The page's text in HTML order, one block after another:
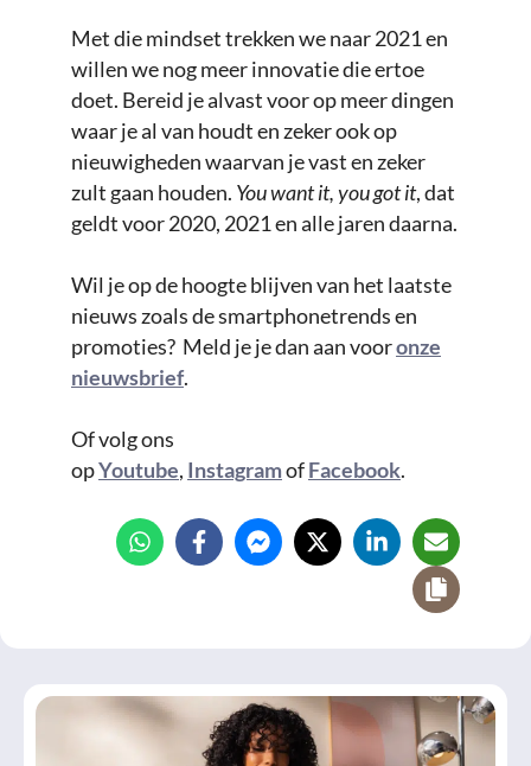
Met die mindset trekken we naar 2021 en
willen we nog meer innovatie die ertoe
doet. Bereid je alvast voor op meer dingen
waar je al van houdt en zeker ook op
nieuwigheden waarvan je vast en zeker
zult gaan houden. You want it, you got it, dat
geldt voor 2020, 2021 en alle jaren daarna.
Wil je op de hoogte blijven van het laatste
nieuws zoals de smartphonetrends en
promoties? Meld je je dan aan vooronze
nieuwsbrief.
Of volg ons
opYoutube, InstagramofFacebook.